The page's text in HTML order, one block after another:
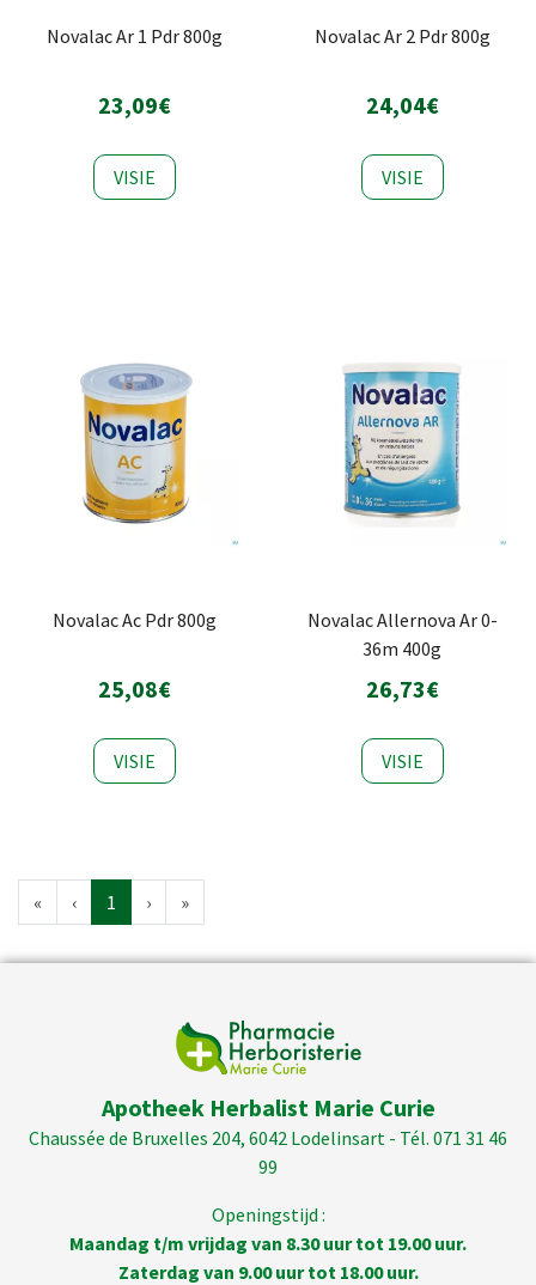
Novalac Ar 1 Pdr 800g
23,09€
VISIE
Novalac Ar 2 Pdr 800g
24,04€
VISIE
Novalac Ac Pdr 800g
25,08€
VISIE
Novalac Allernova Ar 0-
36m 400g
26,73€
VISIE
« ‹ 1 › »
Apotheek Herbalist Marie Curie
Chaussée de Bruxelles 204, 6042 Lodelinsart - Tél. 071 31 46
99
Openingstijd :
Maandag t/m vrijdag van 8.30 uur tot 19.00 uur.
Zaterdag van 9.00 uur tot 18.00 uur.